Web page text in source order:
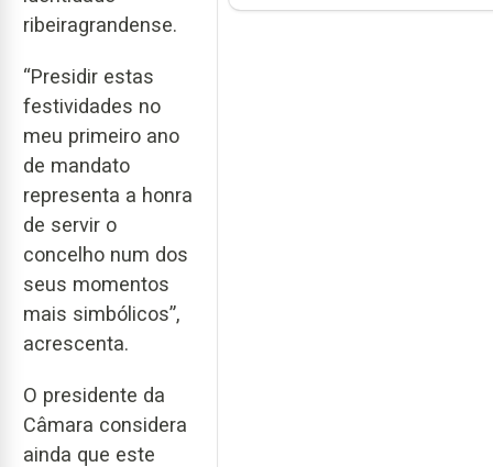
ribeiragrandense.
“Presidir estas
festividades no
meu primeiro ano
de mandato
representa a honra
de servir o
concelho num dos
seus momentos
mais simbólicos”,
acrescenta.
O presidente da
Câmara considera
ainda que este